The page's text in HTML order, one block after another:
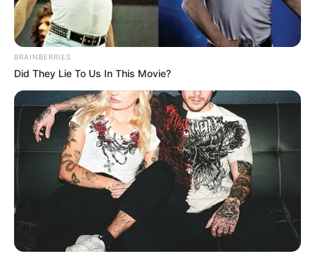
BRAINBERRIES
Did They Lie To Us In This Movie?